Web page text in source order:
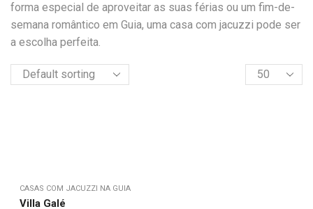
forma especial de aproveitar as suas férias ou um fim-de-
semana romântico em Guia, uma casa com jacuzzi pode ser
a escolha perfeita.
CASAS COM JACUZZI NA GUIA
Villa Galé